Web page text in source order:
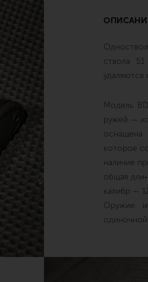
ствола
Модель
ружей —
оснащена
которое
наличие
общая
калибр —
Оружие